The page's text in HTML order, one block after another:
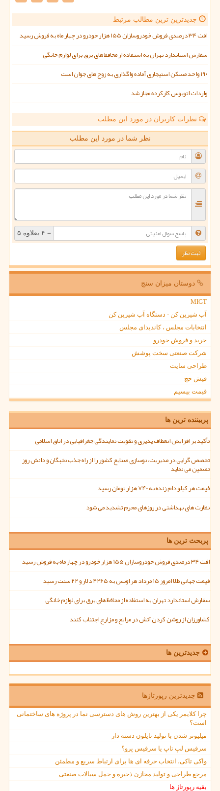
جدیدترین ترین مطالب مرتبط
افت ۳۴ درصدی فروش خودروسازان ۱۵۵ هزار خودرو در چهار ماه به فروش رسید
سفارش استاندارد تهران به استفاده از محافظ های برق برای لوازم خانگی
۱۹۰ واحد مسکن استیجاری آماده واگذاری به زوج های جوان است
واردات اتوبوس کارکرده مجاز شد
نظرات کاربران در مورد این مطلب
نظر شما در مورد این مطلب
= ۴ بعلاوه ۵
دوستان میزان سنج
MIGT
آب شیرین کن - دستگاه آب شیرین کن
انتخابات مجلس ، کاندیدای مجلس
خرید و فروش خودرو
شرکت صنعتی سخت پوشش
طراحی سایت
فیش حج
قیمت بیسیم
پربیننده ترین ها
تأکید بر افزایش انعطاف پذیری و تقویت نمایندگی جغرافیایی در اتاق اسلامی
تخصص گرایی در مدیریت، نوسازی صنایع کشور را از راه جذب نخبگان و دانش روز
تضمین می نماید
قیمت هر کیلو دام زنده به ۷۴۰ هزار تومان رسید
نظارت های بهداشتی در روزهای محرم تشدید می شود
پربحث ترین ها
افت ۳۴ درصدی فروش خودروسازان ۱۵۵ هزار خودرو در چهار ماه به فروش رسید
قیمت جهانی طلا امروز ۱۵ مرداد هر اونس به ۴۲۶۵ دلار و ۲۲ سنت رسید
سفارش استاندارد تهران به استفاده از محافظ های برق برای لوازم خانگی
کشاورزان از روشن کردن آتش در مراتع و مزارع اجتناب کنند
جدیدترین ها
جدیدترین رپورتاژها
چرا کلایمر یکی از بهترین روش های دسترسی نما در پروژه های ساختمانی
است؟
میلیونر شدن با تولید نایلون دسته دار
سرفیس لپ تاپ یا سرفیس پرو؟
واکی تاکی، انتخاب حرفه ای ها برای ارتباط سریع و مطمئن
مرجع طراحی و تولید مخازن ذخیره و حمل سیالات صنعتی
بقیه رپورتاژ ها